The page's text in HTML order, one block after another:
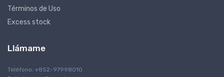
Términos de Uso
Excess stock
Llámame
Teléfono: +852-97998010